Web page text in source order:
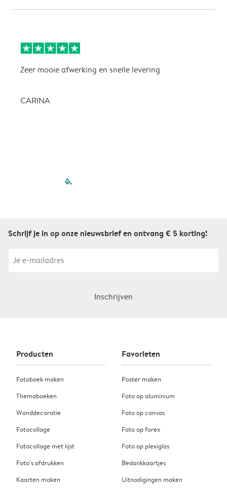
Zeer mooie afwerking en snelle levering
CARINA
filled-pagination
Schrijf je in op onze nieuwsbrief en ontvang € 5 korting!
Inschrijven
Producten
Fotoboek maken
Themaboeken
Wanddecoratie
Fotocollage
Fotocollage met lijst
Foto’s afdrukken
Kaarten maken
Favorieten
Poster maken
Foto op aluminium
Foto op canvas
Foto op forex
Foto op plexiglas
Bedankkaartjes
Uitnodigingen maken